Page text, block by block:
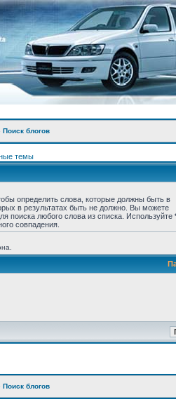
Поиск блогов
темы
определить слова, которые должны быть в
в результатах быть не должно. Вы можете
поиска любого слова из списка. Используйте
совпадения.
Поиск блогов